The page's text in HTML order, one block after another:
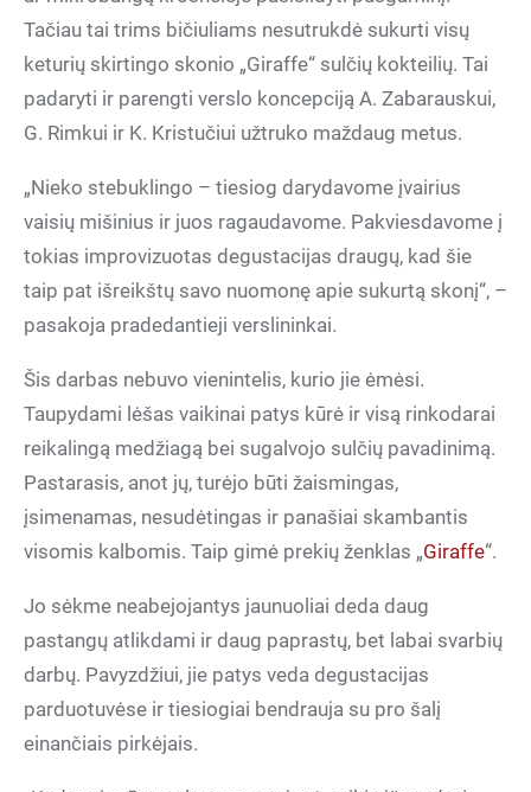
Tačiau tai trims bičiuliams nesutrukdė sukurti visų
keturių skirtingo skonio „Giraffe“ sulčių kokteilių. Tai
padaryti ir parengti verslo koncepciją A. Zabarauskui,
G. Rimkui ir K. Kristučiui užtruko maždaug metus.
„Nieko stebuklingo – tiesiog darydavome įvairius
vaisių mišinius ir juos ragaudavome. Pakviesdavome į
tokias improvizuotas degustacijas draugų, kad šie
taip pat išreikštų savo nuomonę apie sukurtą skonį“, –
pasakoja pradedantieji verslininkai.
Šis darbas nebuvo vienintelis, kurio jie ėmėsi.
Taupydami lėšas vaikinai patys kūrė ir visą rinkodarai
reikalingą medžiagą bei sugalvojo sulčių pavadinimą.
Pastarasis, anot jų, turėjo būti žaismingas,
įsimenamas, nesudėtingas ir panašiai skambantis
visomis kalbomis. Taip gimė prekių ženklas „Giraffe“.
Jo sėkme neabejojantys jaunuoliai deda daug
pastangų atlikdami ir daug paprastų, bet labai svarbių
darbų. Pavyzdžiui, jie patys veda degustacijas
parduotuvėse ir tiesiogiai bendrauja su pro šalį
einančiais pirkėjais.